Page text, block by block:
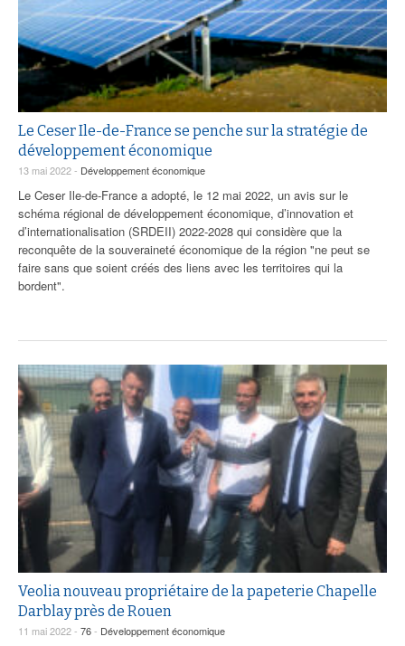
Le Ceser Ile-de-France se penche sur la stratégie de
développement économique
13 mai 2022 - Développement économique
Le Ceser Ile-de-France a adopté, le 12 mai 2022, un avis sur le
schéma régional de développement économique, d’innovation et
d’internationalisation (SRDEII) 2022-2028 qui considère que la
reconquête de la souveraineté économique de la région "ne peut se
faire sans que soient créés des liens avec les territoires qui la
bordent".
Veolia nouveau propriétaire de la papeterie Chapelle
Darblay près de Rouen
11 mai 2022 - 76- Développement économique